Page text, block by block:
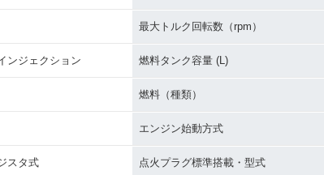
最大トルク回転数（rpm）
ンジェクション 燃料タンク容量 (L)
燃料（種類）
エンジン始動方式
スタ式 点火プラグ標準搭載・型式